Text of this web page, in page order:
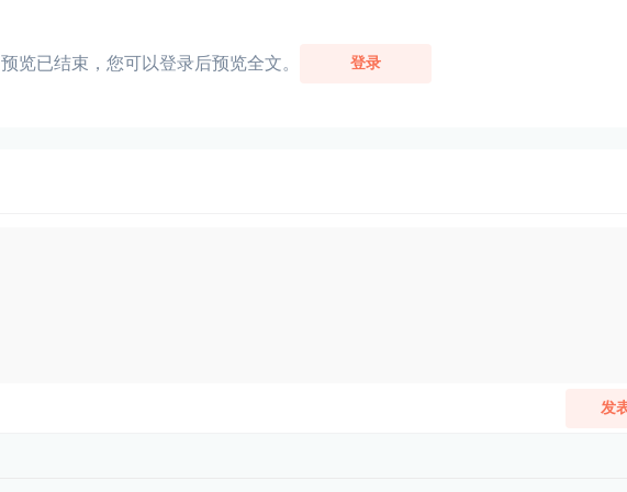
预览已结束，您可以登录后预览全文。 登录
发